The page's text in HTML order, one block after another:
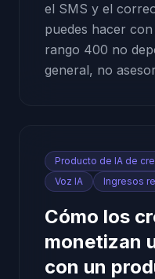
el SMS y el
puedes hacer
rango 400 no
general, no
Producto de IA de
Voz IA
Ingresos
Cómo los
monetizan
con un